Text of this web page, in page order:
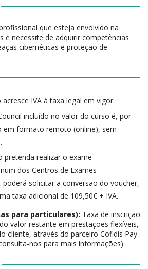
que esteja envolvido na
e necessite de adquirir competências
cibernéticas e proteção de
IVA à taxa legal em vigor.
incluído no valor do curso é, por
em formato remoto (online), sem
pretenda realizar o exame
dos Centros de Exames
poderá solicitar a conversão do voucher,
taxa adicional de 109,50€ + IVA.
para particulares): Taxa de inscrição
valor restante em prestações flexíveis,
cliente, através do parceiro Cofidis Pay.
nos para mais informações).